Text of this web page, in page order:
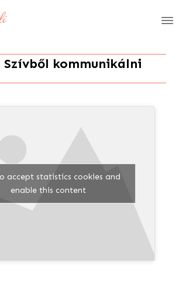
Szívből kommunikálni
accept statistics cookies and
enable this content